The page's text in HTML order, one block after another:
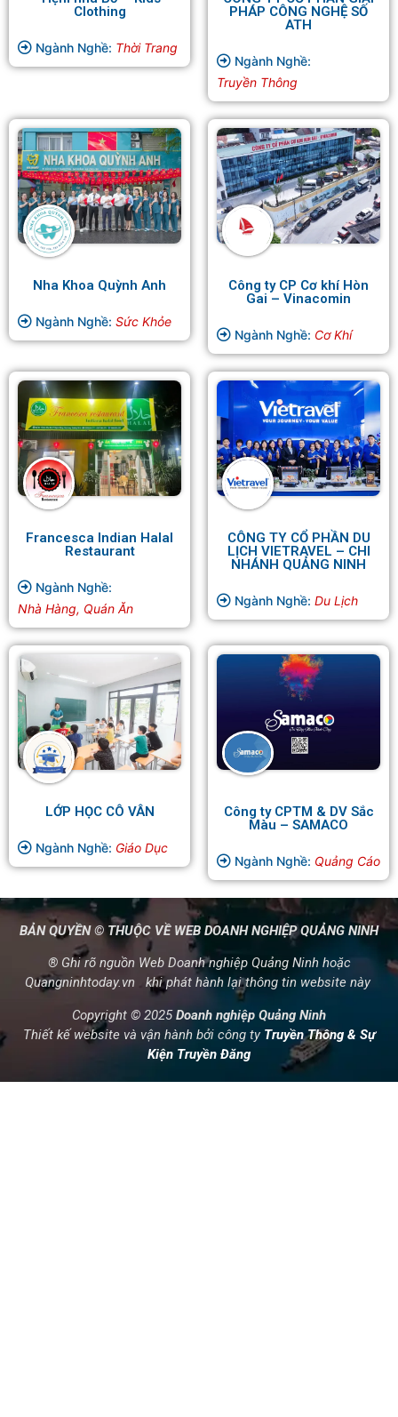
Clothing
Ngành Nghề: Thời Trang
PHÁP CÔNG NGHỆ SỐ
ATH
Ngành Nghề:
Truyền Thông
Nha Khoa Quỳnh Anh
Ngành Nghề: Sức Khỏe
Công ty CP Cơ khí Hòn
Gai – Vinacomin
Ngành Nghề: Cơ Khí
Francesca Indian Halal
Restaurant
Ngành Nghề:
Nhà Hàng, Quán Ăn
CÔNG TY CỔ PHẦN DU
LỊCH VIETRAVEL – CHI
NHÁNH QUẢNG NINH
Ngành Nghề: Du Lịch
LỚP HỌC CÔ VÂN
Ngành Nghề: Giáo Dục
Công ty CPTM & DV Sắc
Màu – SAMACO
Ngành Nghề: Quảng Cáo
BẢN QUYỀN © THUỘC VỀ WEB DOANH NGHIỆP QUẢNG NINH
® Ghi rõ nguồn Web Doanh nghiệp Quảng Ninh hoặc
Quangninhtoday.vn khi phát hành lại thông tin website này
Copyright © 2025Doanh nghiệp Quảng Ninh
Thiết kế website và vận hành bởi công ty Truyền Thông & Sự
Kiện Truyền Đăng